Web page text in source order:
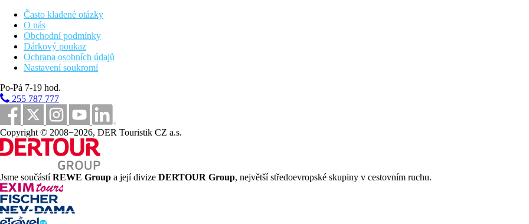
Často kladené otázky
O nás
Obchodní podmínky
Dárkový poukaz
Ochrana osobních údajů
Nastavení soukromí
Po-Pá 7-19 hod.
255 787 777
Copyright © 2008−2026, DER Touristik CZ a.s.
Jsme součástíREWE Group a její divize DERTOUR Group, největší středoevropské skupiny v cestovním ruchu.